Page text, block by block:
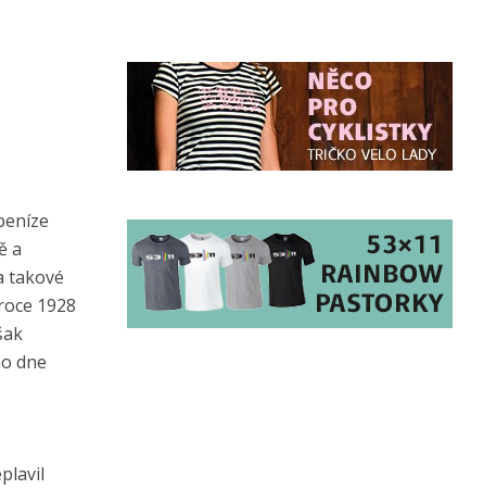
a
takové
1928
dne